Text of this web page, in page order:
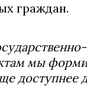
граждан.
мы